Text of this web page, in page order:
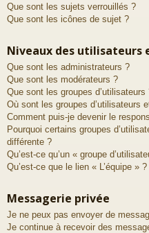
Que sont les sujets verrouillés ?
Que sont les icônes de sujet ?
Niveaux des utilisateurs
Que sont les administrateurs ?
Que sont les modérateurs ?
Que sont les groupes d’utilisateurs
Où sont les groupes d’utilisateurs
Comment puis-je devenir le
Pourquoi certains groupes
différente ?
Qu’est-ce qu’un « groupe
Qu’est-ce que le lien « L’équipe » ?
Messagerie privée
Je ne peux pas envoyer de
Je continue à recevoir des